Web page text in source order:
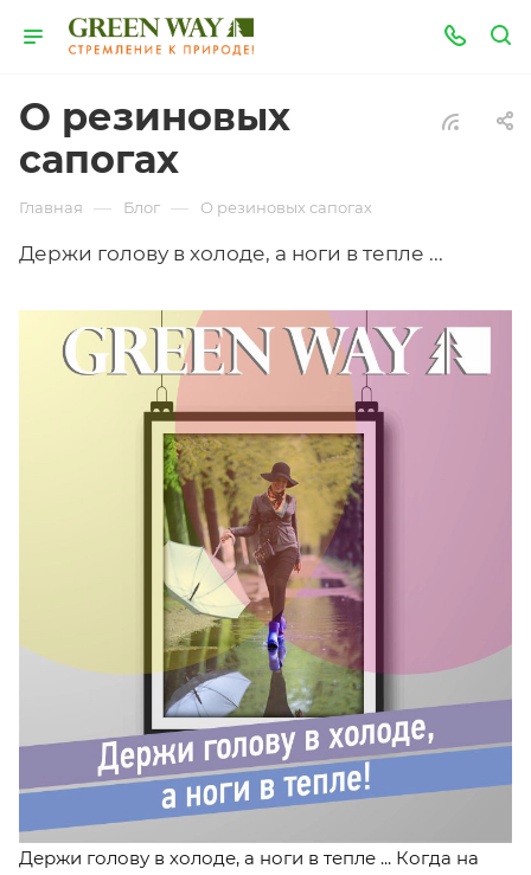
О резиновых
сапогах
Главная — Блог — О резиновых сапогах
Держи голову в холоде, а ноги в тепле ...
Держи голову в холоде, а ноги в тепле ... Когда на